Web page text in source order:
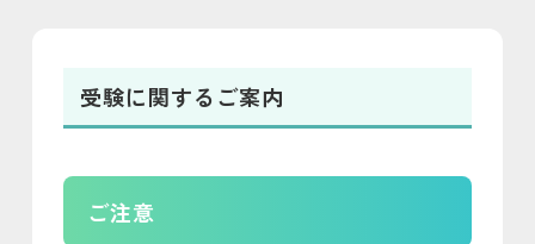
受験に関するご案内
ご注意